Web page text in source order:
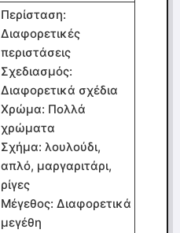
Περίσταση:
Διαφορετικές
περιστάσεις
Σχεδιασμός:
Διαφορετικά σχέδια
Χρώμα: Πολλά
χρώματα
Σχήμα: λουλούδι,
απλό, μαργαριτάρι,
ρίγες
Μέγεθος: Διαφορετικά
μεγέθη